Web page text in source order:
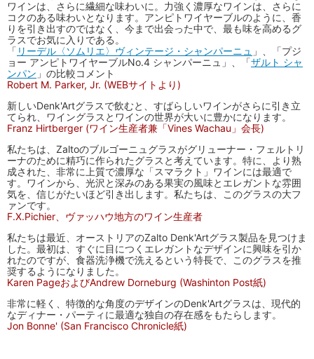
ワインは、さらに繊細な味わいに。力強く濃厚なワインは、さらに
コクのある味わいとなります。アンピトワイヤーブルのように、香
りを引き出すのではなく、今まで出会った中で、最も味を高めるグ
ラスでお気に入りである。
「 リーデル〈ソムリエ〉ヴィンテージ・シャンパーニュ 」、「プジ
ョー アンピトワイヤーブルNo.4 シャンパーニュ」、「ザルト シャ
ンパン 」の比較コメント
Robert M. Parker, Jr. (WEBサイトより)
新しいDenk'Artグラスで飲むと、すばらしいワインがさらに引き立
てられ、ワイングラスとワインの世界が大いに豊かになります。
Franz Hirtberger (ワイン生産者兼「Vines Wachau」会長)
私たちは、Zaltoのブルゴーニュグラスがグリューナー・フェルトリ
ーナのために精巧に作られたグラスと考えています。特に、より熟
成された、非常に上質で濃厚な「スマラクト」ワインには最適で
す。ワインから、光沢と深みのある果実の風味とエレガントな雰囲
気を、信じがたいほど引き出します。私たちは、このグラスの大フ
ァンです。
F.X.Pichier、ヴァッハウ地方のワイン生産者
私たちは最近、オーストリアのZalto Denk'Artグラス製品を見つけま
した。最初は、すぐに目につくエレガントなデザインに興味を引か
れたのですが、食器洗浄機で洗えるという特長で、このグラスを推
奨するようになりました。
Karen PageおよびAndrew Dorneburg (Washinton Post紙)
非常に軽く、特徴的な角度のデザインのDenk'Artグラスは、現代的
なディナー・パーティに最適な独自の存在感をもたらします。
Jon Bonne' (San Francisco Chronicle紙)